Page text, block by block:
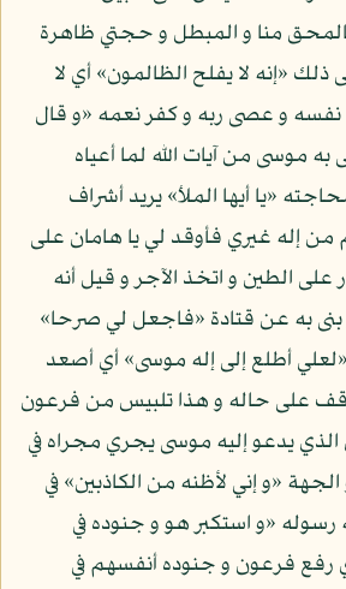
منا و المبطل و حجتي ظاهرة
«إنه لا يفلح الظالمون» أي لا
نفسه و عصى ربه و كفر نعمه «و قال
به موسى من آيات الله لما أعياه
«يا أيها الملأ» يريد أشراف
إله غيري فأوقد لي يا هامان على
على الطين و اتخذ الآجر و قيل أنه
بنى به عن قتادة «فاجعل لي صرحا»
«لعلي أطلع إلى إله موسى» أي أصعد
على حاله و هذا تلبيس من فرعون
الذي يدعو إليه موسى يجري مجراه في
«و إني لأظنه من الكاذبين» في
رسوله «و استكبر هو و جنوده في
رفع فرعون و جنوده أنفسهم في